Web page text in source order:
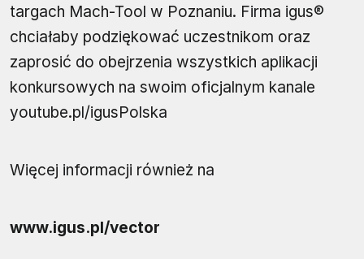
targach Mach-Tool w Poznaniu. Firma igus®
chciałaby podziękować uczestnikom oraz
zaprosić do obejrzenia wszystkich aplikacji
konkursowych na swoim oficjalnym kanale
youtube.pl/igusPolska
Więcej informacji również na
www.igus.pl/vector